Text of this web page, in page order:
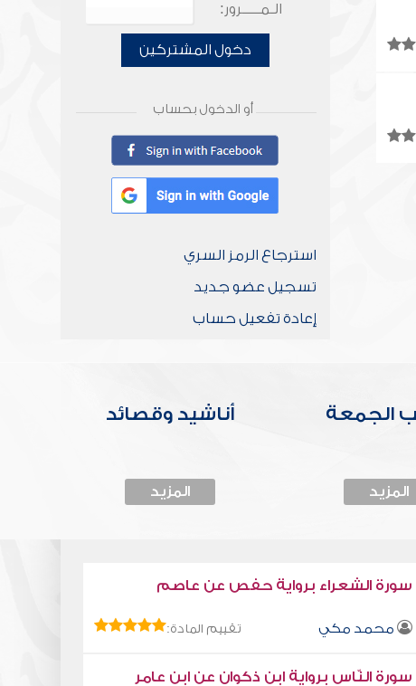
الـمـــــرور:
دخول المشتركين
أو الدخول بحساب
استرجاع الرمز السري
تسجيل عضو جديد
إعادة تفعيل حساب
الجمعة
المزيد
أناشيد وقصائد
المزيد
سورة الشعراء برواية حفص عن عاصم
محمد مكي تقييم المادة:
سورة النّاس برواية ابن ذكوان عن ابن عامر